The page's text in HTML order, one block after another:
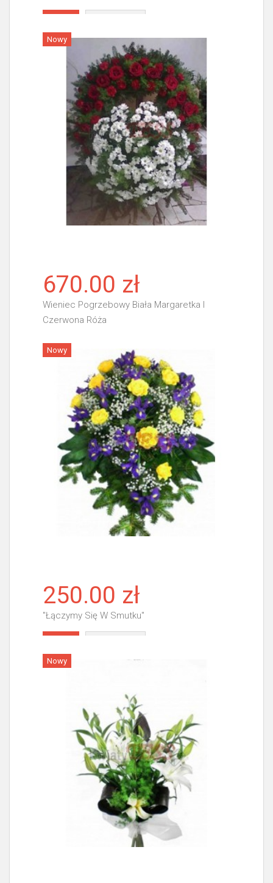
Nowy
670.00 zł
Wieniec Pogrzebowy Biała Margaretka I
Czerwona Róża
Więcej
Nowy
250.00 zł
"Łączymy Się W Smutku"
Nowy